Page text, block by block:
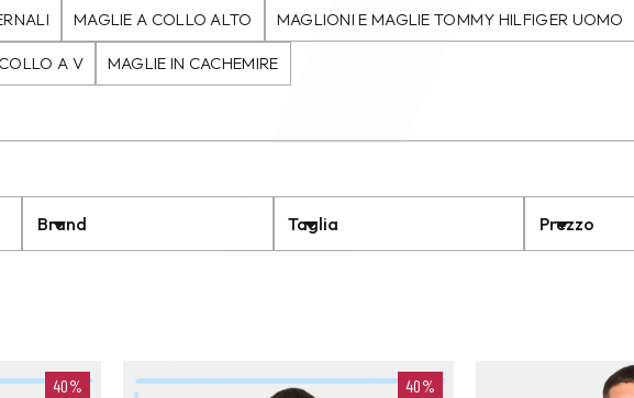
MAGLIE A COLLO ALTO MAGLIONI E MAGLIE TOMMY HILFIGER UOMO
A V MAGLIE IN CACHEMIRE
Brand Taglia Prezzo
40% 40%